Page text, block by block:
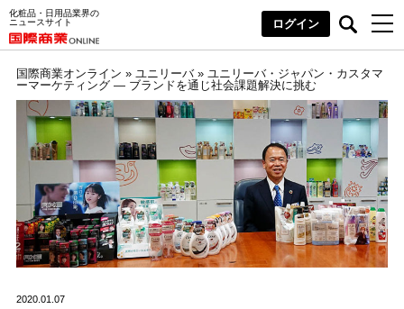
化粧品・日用品業界の
ニュースサイト
ログイン
国際商業オンライン » ユニリーバ» ユニリーバ・ジャパン・カスタマ
ーマーケティング ― ブランドを通じ社会課題解決に挑む
2020.01.07